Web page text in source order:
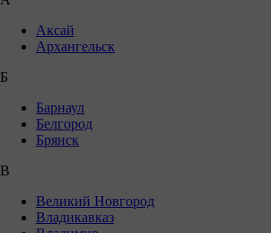
Аксай
Архангельск
Б
Барнаул
Белгород
Брянск
В
Великий Новгород
Владикавказ